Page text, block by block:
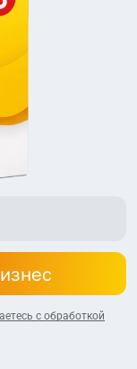
с обработкой